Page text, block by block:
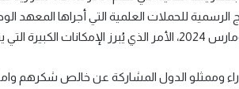
الرسمية للحملات العلمية التي أجراها
مبادرة الحزام الأزرق.
وممثلو الدول المشاركة عن خالص شكرهم